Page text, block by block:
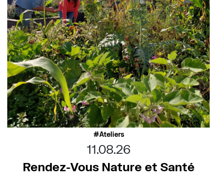
Ateliers
11.08.26
Rendez-Vous Nature et Santé